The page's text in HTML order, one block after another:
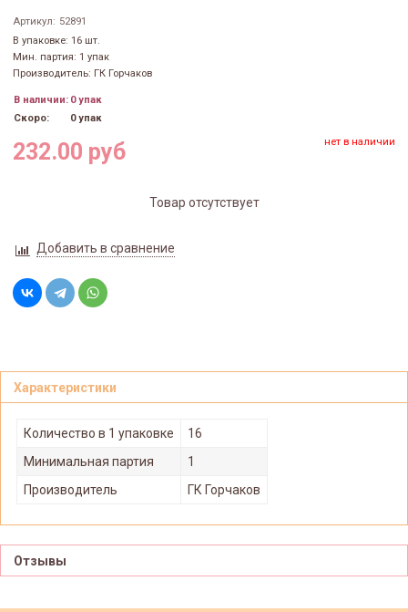
Артикул: 52891
В упаковке: 16 шт.
Мин. партия: 1 упак
Производитель: ГК Горчаков
В наличии: 0 упак
Скоро:
0 упак
232.00 руб нет в наличии
Товар отсутствует
Добавить в сравнение
Характеристики
Количество в 1 упаковке
16
Минимальная партия
1
Производитель
ГК Горчаков
Отзывы